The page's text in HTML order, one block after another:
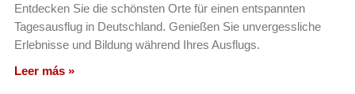
Entdecken Sie die schönsten Orte für einen entspannten
Tagesausflug in Deutschland. Genießen Sie unvergessliche
Erlebnisse und Bildung während Ihres Ausflugs.
Leer más »